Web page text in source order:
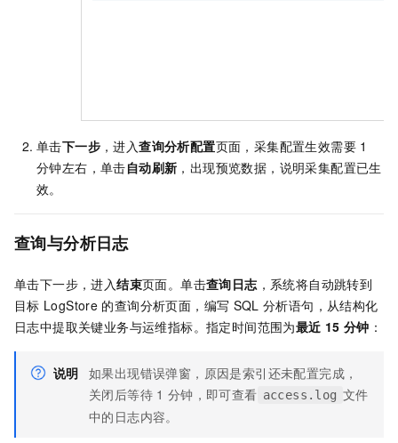
单击下一步 ，进入查询分析配置页面，采集配置生效需要 1
分钟左右，单击自动刷新 ，出现预览数据，说明采集配置已生
效。
查询与分析日志
单击下一步，进入结束页面。单击查询日志，系统将自动跳转到
目标 LogStore 的查询分析页面，编写 SQL 分析语句，从结构化
日志中提取关键业务与运维指标。指定时间范围为最近 15 分钟 ：
说明 如果出现错误弹窗，原因是索引还未配置完成，
关闭后等待 1 分钟，即可查看 access.log 文件
中的日志内容。